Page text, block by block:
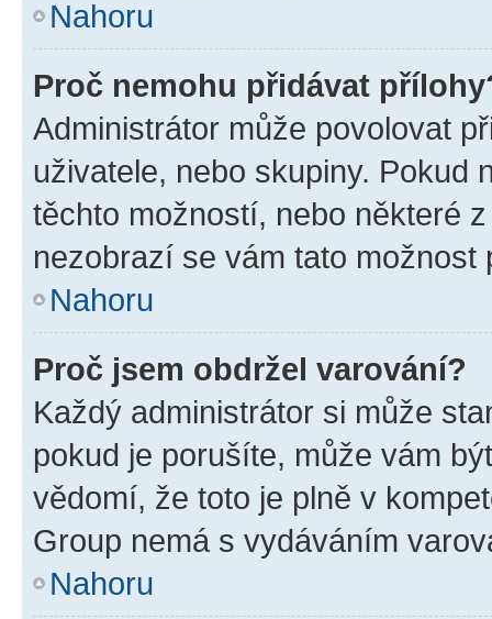
Nahoru
Proč nemohu přidávat
Administrátor může povolovat
uživatele, nebo skupiny. Pokud
těchto možností, nebo některé
nezobrazí se vám tato
Nahoru
Proč jsem obdržel varování?
Každý administrátor si může
pokud je porušíte, může vám
vědomí, že toto je plně v
Group nemá s vydáváním
Nahoru